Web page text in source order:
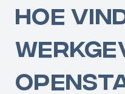
HOE